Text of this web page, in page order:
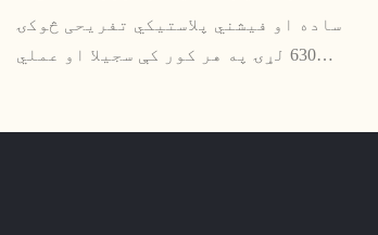
ساده او فیشني پلاستيکي تفریحی څوکۍ
630 لړۍ په هر کور کې سجیلا او عملي